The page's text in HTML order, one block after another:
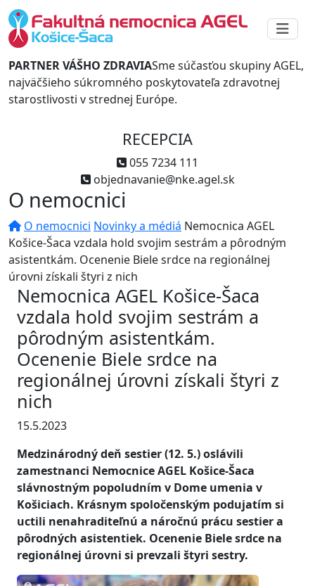
PARTNER VÁŠHO ZDRAVIASme súčasťou skupiny AGEL,
najväčšieho súkromného poskytovateľa zdravotnej
starostlivosti v strednej Európe.
RECEPCIA
055 7234 111
objednavanie@nke.agel.sk
O nemocnici
O nemocnici Novinky a médiá Nemocnica AGEL
Košice-Šaca vzdala hold svojim sestrám a pôrodným
asistentkám. Ocenenie Biele srdce na regionálnej
úrovni získali štyri z nich
Nemocnica AGEL Košice-Šaca
vzdala hold svojim sestrám a
pôrodným asistentkám.
Ocenenie Biele srdce na
regionálnej úrovni získali štyri z
nich
15.5.2023
Medzinárodný deň sestier (12. 5.) oslávili
zamestnanci Nemocnice AGEL Košice-Šaca
slávnostným popoludním v Dome umenia v
Košiciach. Krásnym spoločenským podujatím si
uctili nenahraditeľnú a náročnú prácu sestier a
pôrodných asistentiek. Ocenenie Biele srdce na
regionálnej úrovni si prevzali štyri sestry.